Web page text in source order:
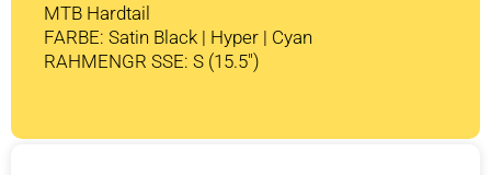
MTB Hardtail
FARBE: Satin Black | Hyper | Cyan
RAHMENGR SSE: S (15.5″)